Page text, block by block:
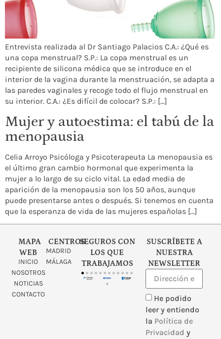
Entrevista realizada al Dr Santiago Palacios C.A.: ¿Qué es
una copa menstrual? S.P.: La copa menstrual es un
recipiente de silicona médica que se introduce en el
interior de la vagina durante la menstruación, se adapta a
las paredes vaginales y recoge todo el flujo menstrual en
su interior. C.A.: ¿Es difícil de colocar? S.P.: […]
Mujer y autoestima: el tabú de la
menopausia
Celia Arroyo Psicóloga y Psicoterapeuta La menopausia es
el último gran cambio hormonal que experimenta la
mujer a lo largo de su ciclo vital. La edad media de
aparición de la menopausia son los 50 años, aunque
puede presentarse antes o después. Si tenemos en cuenta
que la esperanza de vida de las mujeres españolas […]
MAPA
WEB
INICIO
NOSOTROS
NOTICIAS
CONTACTO
CENTROS
MADRID
MÁLAGA
SEGUROS CON
LOS QUE
TRABAJAMOS
SUSCRÍBETE A
NUESTRA
NEWSLETTER
He podido
leer y entiendo
la Política de
Privacidad y